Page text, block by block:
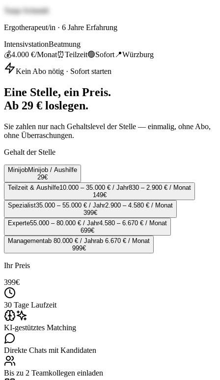
Tanja Schmidt
Ergotherapeut/in · 6 Jahre Erfahrung
IntensivstationBeatmung
💰4.000 €/Monat⏰Teilzeit🟢Sofort 📍Würzburg
Kein Abo nötig · Sofort starten
Eine Stelle, ein Preis.
Ab 29 € loslegen.
Sie zahlen nur nach Gehaltslevel der Stelle — einmalig, ohne Abo,
ohne Überraschungen.
Gehalt der Stelle
MinijobMinijob / Aushilfe
29€
Teilzeit & Aushilfe10.000 – 35.000 € / Jahr830 – 2.900 € / Monat
149€
Spezialist35.000 – 55.000 € / Jahr2.900 – 4.580 € / Monat
399€
Experte55.000 – 80.000 € / Jahr4.580 – 6.670 € / Monat
699€
Managementab 80.000 € / Jahrab 6.670 € / Monat
999€
Ihr Preis
399€
30 Tage Laufzeit
KI-gestütztes Matching
Direkte Chats mit Kandidaten
Bis zu 2 Teamkollegen einladen